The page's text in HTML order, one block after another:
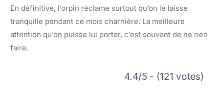
En définitive, l’orpin réclame surtout qu’on le laisse
tranquille pendant ce mois charnière. La meilleure
attention qu’on puisse lui porter, c’est souvent de ne rien
faire.
4.4/5 - (121 votes)